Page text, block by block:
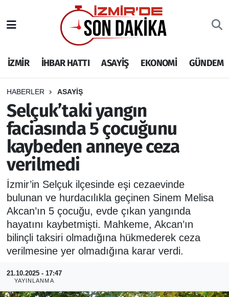
İZMİR İHBAR HATTI ASAYİŞ EKONOMİ GÜNDEM
HABERLER ASAYİŞ
Selçuk’taki yangın
faciasında 5 çocuğunu
kaybeden anneye ceza
verilmedi
İzmir’in Selçuk ilçesinde eşi cezaevinde
bulunan ve hurdacılıkla geçinen Sinem Melisa
Akcan’ın 5 çocuğu, evde çıkan yangında
hayatını kaybetmişti. Mahkeme, Akcan’ın
bilinçli taksiri olmadığına hükmederek ceza
verilmesine yer olmadığına karar verdi.
21.10.2025 - 17:47
YAYINLANMA
İHBAR HATTI
DEPREM
GENEL
EKONOMİ
SİYASET
SPOR
ASAYİŞ
RESMİ REKLAM
İzmir Nöbetçi Eczaneler
İzmir Hava Durumu
İzmir Namaz Vakitleri
İzmir Trafik Yoğunluk Haritası
Puan Durumu ve Fikstür
Tüm Manşetler
Son Dakika Haberleri
Haber Arşivi